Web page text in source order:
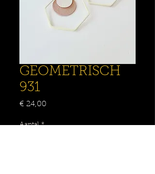
GEOMETRISCH
931
€ 24,00
Aantal *